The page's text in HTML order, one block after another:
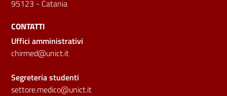
95123 - Catania
CONTATTI
Uffici amministrativi
chirmed@unict.it
Segreteria studenti
settore.medico@unict.it